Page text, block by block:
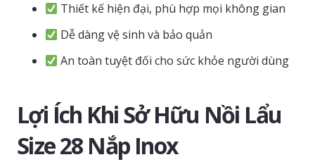
Thiết kế hiện đại, phù hợp mọi không gian
Dễ dàng vệ sinh và bảo quản
An toàn tuyệt đối cho sức khỏe người dùng
Lợi Ích Khi Sở Hữu Nồi Lẩu
Size 28 Nắp Inox